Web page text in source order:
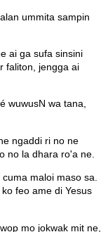
ummita sampin
ai ga sufa sinsini
faliton, jengga ai
wuwusN wa tana,
ngaddi ri no ne
no la dhara ro'a ne.
maloi maso sa.
feo ame di Yesus
mo jokwak mit ne,